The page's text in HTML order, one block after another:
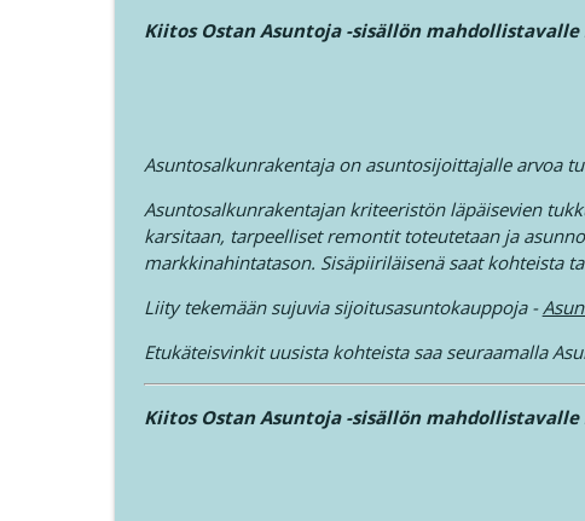
Ostan Asuntoja Podcast
415. Tukkukauppiailla töitä riittää ja
Ostan Asuntoja Podcast
414. Grahn, Parviainen, Karlsson, Huru -
Ostan Asuntoja Podcast
413. Asuntosijoittamista 19, välittämistä 15
Kiitos Ostan Asuntoja -sisällön mahdollistavalle
Asuntosalkunrakentaja on asuntosijoittajalle arvoa
Asuntosalkunrakentajan kriteeristön läpäisevien
karsitaan, tarpeelliset remontit toteutetaan ja
markkinahintatason. Sisäpiiriläisenä saat kohteista
Liity tekemään sujuvia sijoitusasuntokauppoja -
Etukäteisvinkit uusista kohteista saa seuraamalla
Kiitos Ostan Asuntoja -sisällön mahdollistavalle